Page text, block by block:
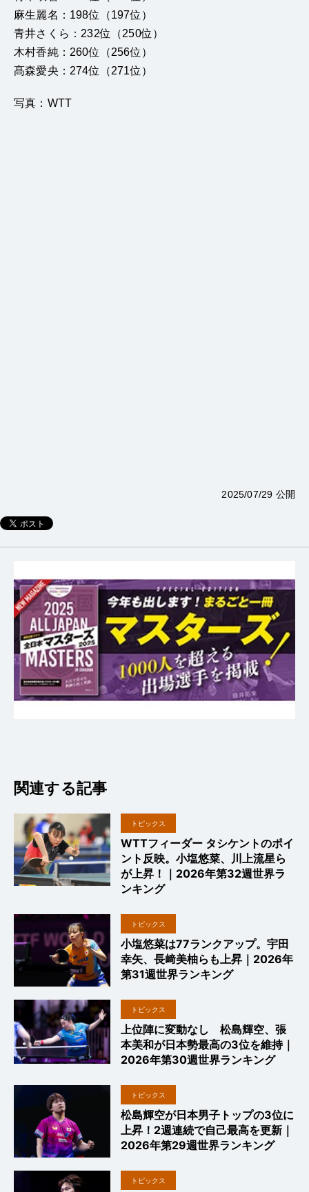
麻生麗名：198位（197位）
青井さくら：232位（250位）
木村香純：260位（256位）
髙森愛央：274位（271位）
写真：WTT
2025/07/29 公開
関連する記事
トピックス
WTTフィーダー タシケントのポイ
ント反映。小塩悠菜、川上流星ら
が上昇！｜2026年第32週世界ラ
ンキング
トピックス
小塩悠菜は77ランクアップ。宇田
幸矢、長﨑美柚らも上昇｜2026年
第31週世界ランキング
トピックス
上位陣に変動なし 松島輝空、張
本美和が日本勢最高の3位を維持｜
2026年第30週世界ランキング
トピックス
松島輝空が日本男子トップの3位に
上昇！2週連続で自己最高を更新｜
2026年第29週世界ランキング
トピックス